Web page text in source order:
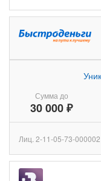
Сумма до
30 000 ₽
Лиц. 2-11-05-73-000002